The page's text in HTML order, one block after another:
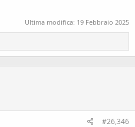
Ultima modifica: 19 Febbraio 2025
#26,346